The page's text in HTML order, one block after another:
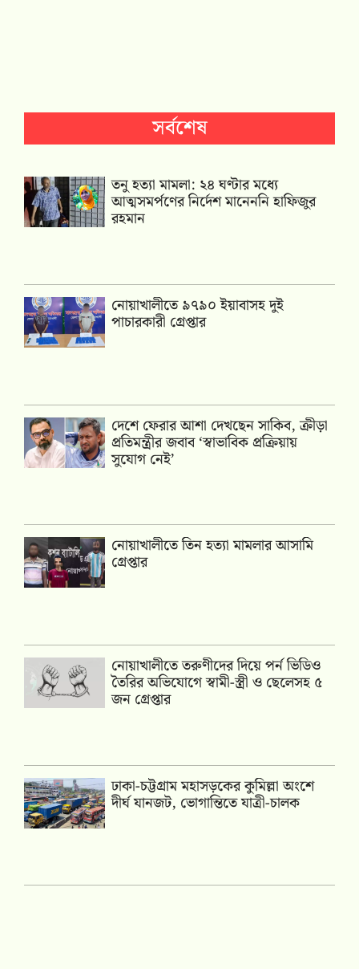
সর্বশেষ
তনু হত্যা মামলা: ২৪ ঘণ্টার মধ্যে
আত্মসমর্পণের নির্দেশ মানেননি হাফিজুর
রহমান
নোয়াখালীতে ৯৭৯০ ইয়াবাসহ দুই
পাচারকারী গ্রেপ্তার
দেশে ফেরার আশা দেখছেন সাকিব, ক্রীড়া
প্রতিমন্ত্রীর জবাব ‘স্বাভাবিক প্রক্রিয়ায়
সুযোগ নেই’
নোয়াখালীতে তিন হত্যা মামলার আসামি
গ্রেপ্তার
নোয়াখালীতে তরুণীদের দিয়ে পর্ন ভিডিও
তৈরির অভিযোগে স্বামী-স্ত্রী ও ছেলেসহ ৫
জন গ্রেপ্তার
ঢাকা-চট্টগ্রাম মহাসড়কের কুমিল্লা অংশে
দীর্ঘ যানজট, ভোগান্তিতে যাত্রী-চালক